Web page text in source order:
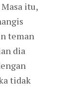
itu,
teman
dia
tidak